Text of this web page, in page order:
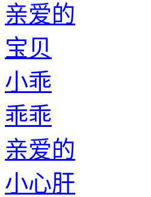
亲爱的
宝贝
小乖
乖乖
亲爱的
小心肝